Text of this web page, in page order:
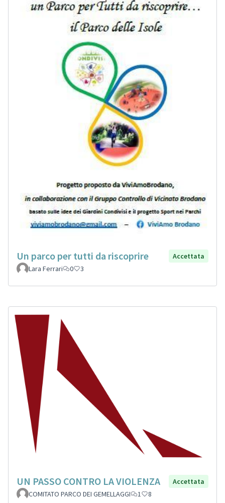
Un parco per tutti da riscoprire
Accettata
Lara Ferrari
0 3
UN PASSO CONTRO LA VIOLENZA
Accettata
COMITATO PARCO DEI GEMELLAGGI
1 8